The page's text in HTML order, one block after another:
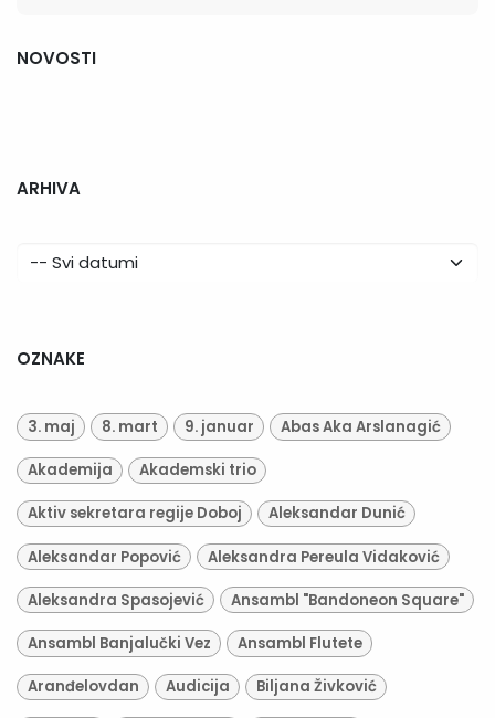
NOVOSTI
ARHIVA
OZNAKE
3. maj 8. mart 9. januar Abas Aka Arslanagić
Akademija Akademski trio
Aktiv sekretara regije Doboj Aleksandar Dunić
Aleksandar Popović Aleksandra Pereula Vidaković
Aleksandra Spasojević Ansambl "Bandoneon Square"
Ansambl Banjalučki Vez Ansambl Flutete
Aranđelovdan Audicija Biljana Živković